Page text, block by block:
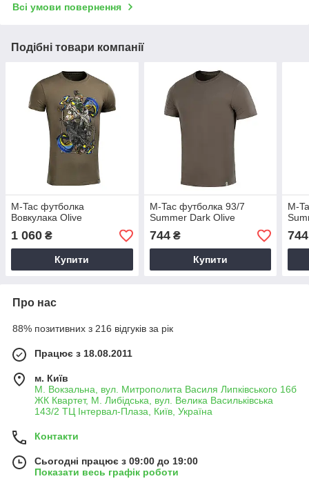
Всі умови повернення
Подібні товари компанії
M-Tac футболка
Вовкулака Olive
1 060 ₴
Купити
M-Tac футболка 93/7
Summer Dark Olive
744₴
Купити
M-
744
Про нас
88% позитивних з 216 відгуків за рік
Працює з 18.08.2011
м. Київ
М. Вокзальна, вул. Митрополита Василя Липківського 16б
ЖК Квартет, М. Либідська, вул. Велика Васильківська
143/2 ТЦ Інтервал-Плаза, Київ, Україна
Контакти
Сьогодні працює з 09:00 до 19:00
Показати весь графік роботи